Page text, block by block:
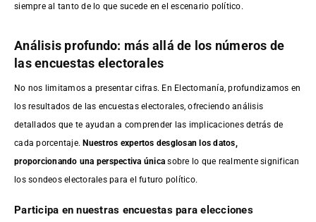
siempre al tanto de lo que sucede en el escenario político.
Análisis profundo: más allá de los números de
las encuestas electorales
No nos limitamos a presentar cifras. En Electomanía, profundizamos en
los resultados de las encuestas electorales, ofreciendo análisis
detallados que te ayudan a comprender las implicaciones detrás de
cada porcentaje.Nuestros expertos desglosan los datos,
proporcionando una perspectiva única sobre lo que realmente significan
los sondeos electorales para el futuro político.
Participa en nuestras encuestas para elecciones